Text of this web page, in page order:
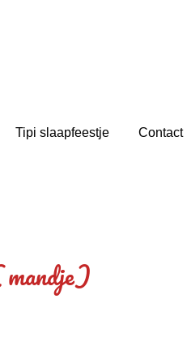
Tipi slaapfeestje Contact